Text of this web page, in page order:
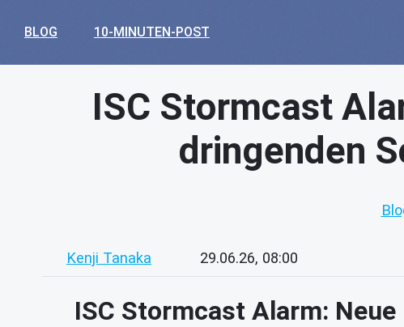
BLOG 10-MINUTEN-POST
ISC Stormcast
dringenden
Kenji Tanaka 29.06.26, 08:00
ISC Stormcast Alarm: